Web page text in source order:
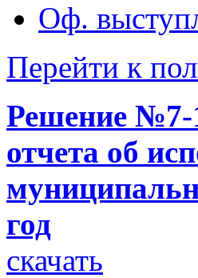
Оф.
Перейти к
Решение №7-
отчета об
год
скачать